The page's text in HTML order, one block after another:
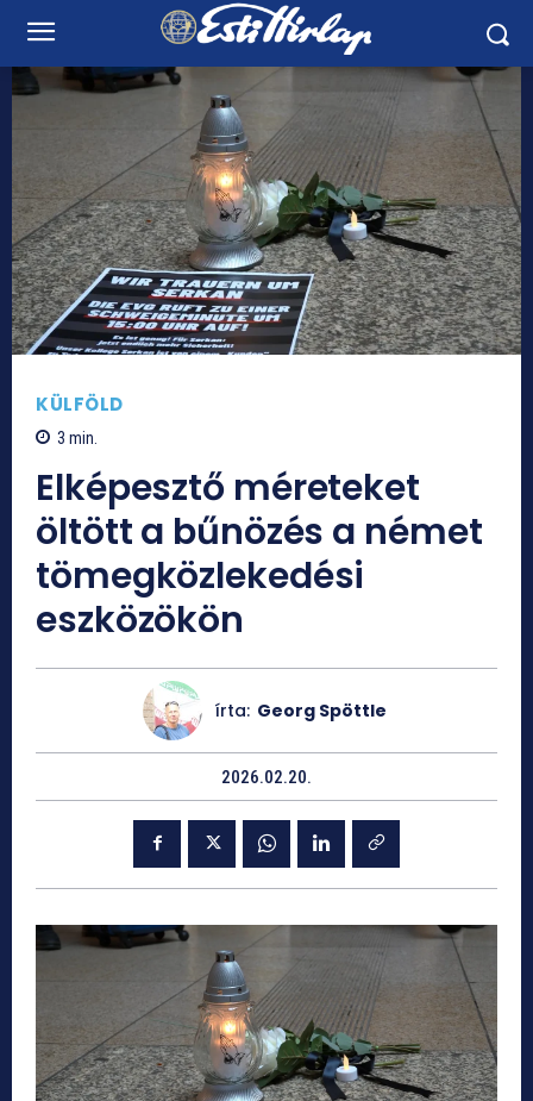
KÜLFÖLD
3 min.
Elképesztő méreteket
öltött a bűnözés a német
tömegközlekedési
eszközökön
írta: Georg Spöttle
2026.02.20.